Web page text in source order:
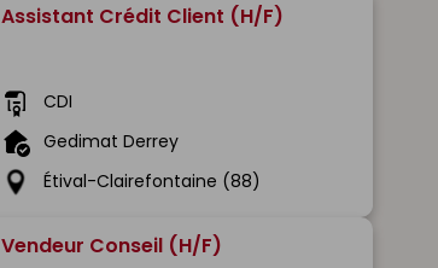
Assistant Crédit Client (H/F)
CDI
Gedimat Derrey
Étival-Clairefontaine (88)
Vendeur Conseil (H/F)